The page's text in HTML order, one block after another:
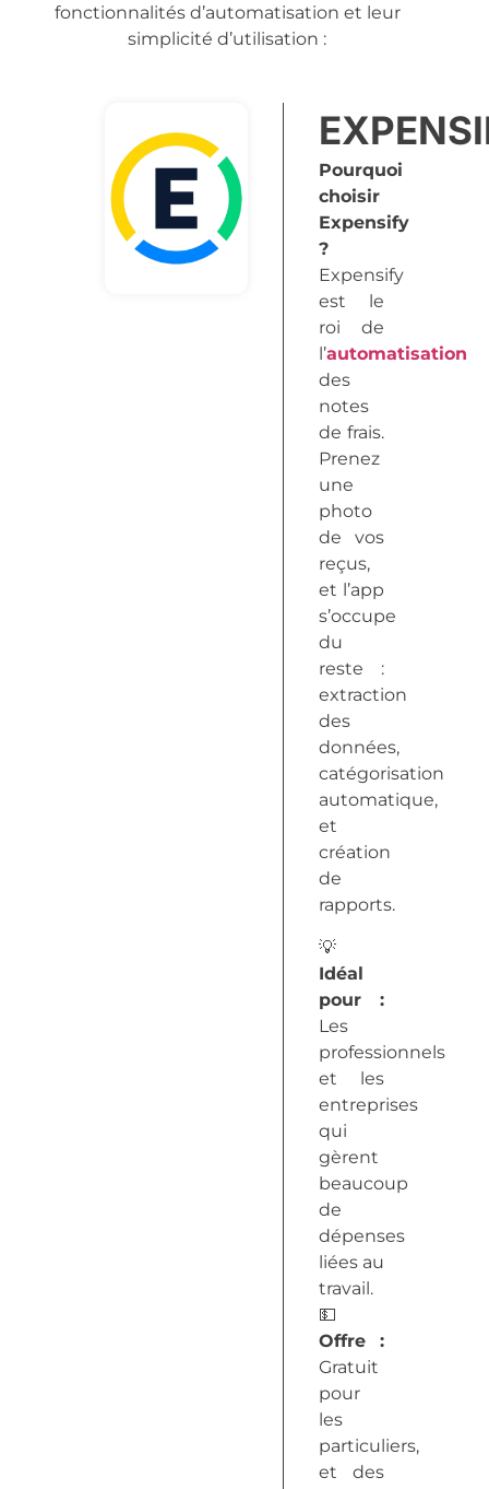
fonctionnalités d’automatisation et leur
simplicité d’utilisation :
Pourquoi
choisir
Expensify
?
Expensify
est le
roi de
l’automatisation
des
notes
de frais.
Prenez
une
photo
de vos
reçus,
et l’app
s’occupe
du
reste :
extraction
des
données,
catégorisation
automatique,
et
création
de
rapports.
💡
Idéal
pour :
Les
professionnels
et les
entreprises
qui
gèrent
beaucoup
de
dépenses
liées au
travail.
💵
Offre:
Gratuit
pour
les
particuliers,
et des